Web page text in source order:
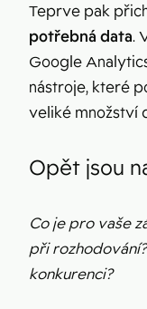
Teprve pak
potřebná data.
Google
nástroje, které
veliké množství
Opět jsou
Co je pro vaše
při
konkurenci?